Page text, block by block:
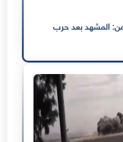
المشهد بعد حرب